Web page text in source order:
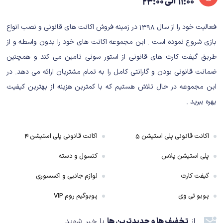
شهر میامی به بازی خواهید پرداخت. پلیسی وظیفه شناس که به دلایلی در ابتدای
بازی او را در لباس یک زندانی مشاهده می‌کنید. به نظر می‌رسد او خلافی انجام
داده و شاید هم برایش پاپوشي دوخته شده باشد!
این سوالات در همان ابتدای بازی به ذهن مخاطب می‌رسد. با پیشروی در بازی به
جواب سوالات خود خواهید رسید و سرنوشت مدوزا را قبل و بعد از دستگیری
حضور دارد.
فعالیت خود را از سال ۱۳۹۸ در زمینه فروش اکانت های قانونی و نصب انواع
بازی شروع نموده است . این مجموعه اکانت های خود را بدون واسطه و از
طریق گیفت کارت های قانونی از استور سونی تامین می کند و همچنین
ضمانت قانونی بودن و گارانتی کامل را به تمام مشتریان ارائه می دهد. در
این مجموعه در حال تلاش هستیم که با کمترین هزینه از بهترین کیفیت
بهره ببرید .
اکانت قانونی پلی استیشن ۵
پلی استیشن پلاس
گیفت کارت
پوبو تی وی
اکانت قانونی پلی استیشن ۴
کنسول و دسته
لوازم جانبی و اکسسوری
پوبوگیم روم VIP